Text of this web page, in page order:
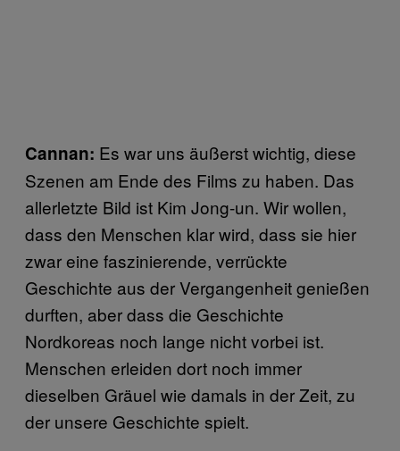
Cannan: Es war uns äußerst wichtig, diese
Szenen am Ende des Films zu haben. Das
allerletzte Bild ist Kim Jong-un. Wir wollen,
dass den Menschen klar wird, dass sie hier
zwar eine faszinierende, verrückte
Geschichte aus der Vergangenheit genießen
durften, aber dass die Geschichte
Nordkoreas noch lange nicht vorbei ist.
Menschen erleiden dort noch immer
dieselben Gräuel wie damals in der Zeit, zu
der unsere Geschichte spielt.